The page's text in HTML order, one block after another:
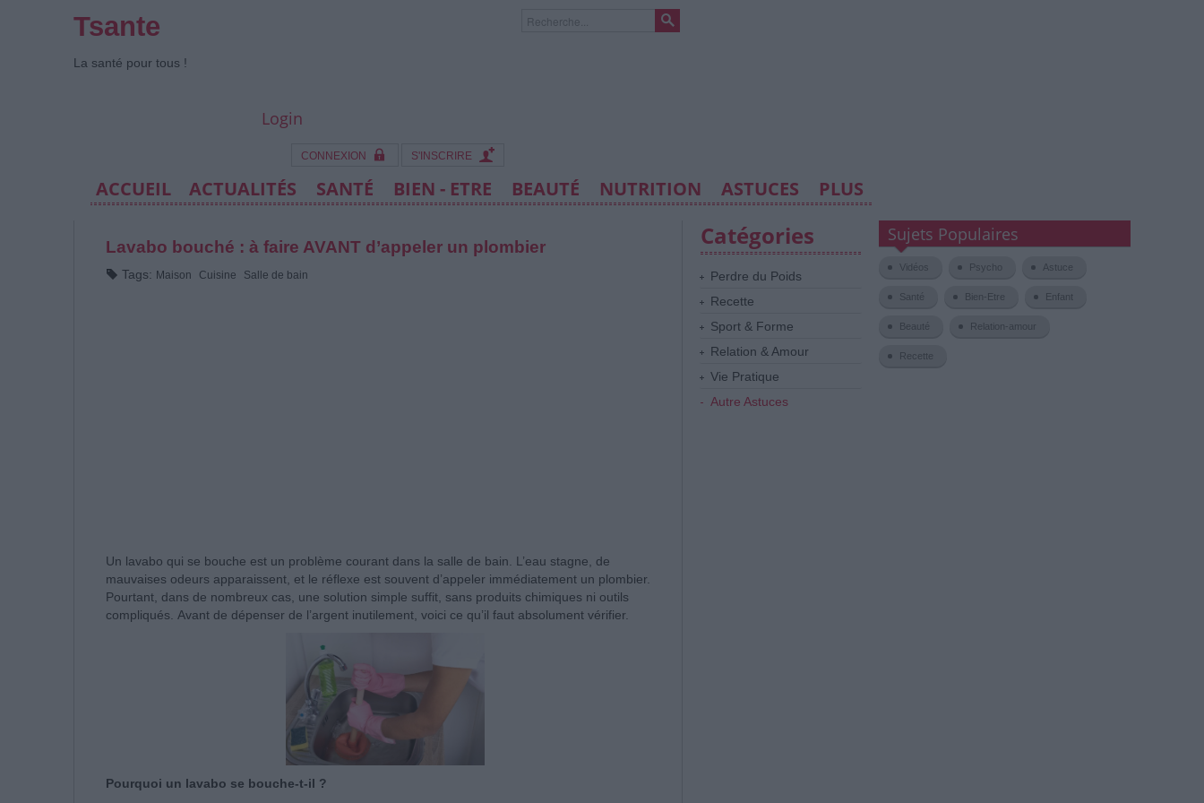
Tsante
La santé pour tous !
Login
CONNEXION S'INSCRIRE
ACCUEIL ACTUALITÉS SANTÉ BIEN - ETRE BEAUTÉ NUTRITION ASTUCES PLUS
Lavabo bouché : à faire AVANT d’appeler un plombier
Tags: Maison Cuisine Salle de bain
Un lavabo qui se bouche est un problème courant dans la salle de bain. L’eau stagne, de
mauvaises odeurs apparaissent, et le réflexe est souvent d’appeler immédiatement un plombier.
Pourtant, dans de nombreux cas, une solution simple suffit, sans produits chimiques ni outils
compliqués. Avant de dépenser de l’argent inutilement, voici ce qu’il faut absolument vérifier.
Pourquoi un lavabo se bouche-t-il ?
Catégories
Perdre du Poids
Recette
Sport & Forme
Relation & Amour
Vie Pratique
Autre Astuces
Sujets Populaires
Vidéos Psycho Astuce
Santé Bien-Etre Enfant
Beauté Relation-amour
Recette